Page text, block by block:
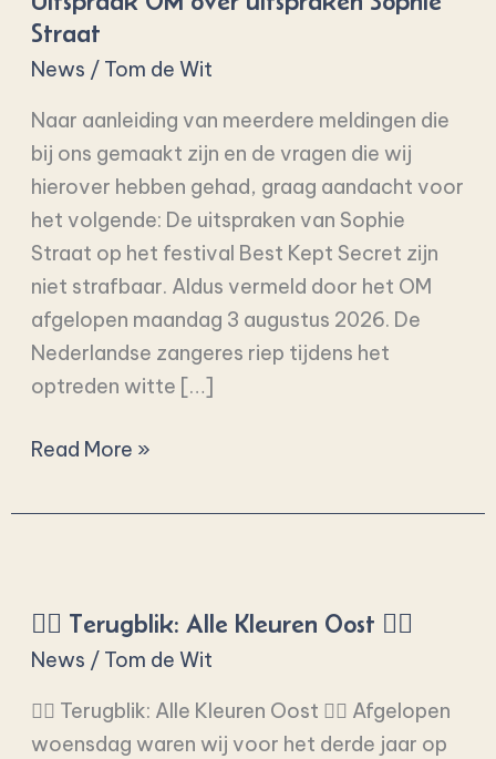
Straat
News / Tom de Wit
Naar aanleiding van meerdere meldingen die
bij ons gemaakt zijn en de vragen die wij
hierover hebben gehad, graag aandacht voor
het volgende: De uitspraken van Sophie
Straat op het festival Best Kept Secret zijn
niet strafbaar. Aldus vermeld door het OM
afgelopen maandag 3 augustus 2026. De
Nederlandse zangeres riep tijdens het
optreden witte […]
Sophie
Straat
Read More »
🏳️‍🌈 Terugblik: Alle Kleuren Oost 🏳️‍🌈
News / Tom de Wit
🏳️‍🌈 Terugblik: Alle Kleuren Oost 🏳️‍🌈 Afgelopen
woensdag waren wij voor het derde jaar op
Alle
Kleuren
🏳️‍🌈